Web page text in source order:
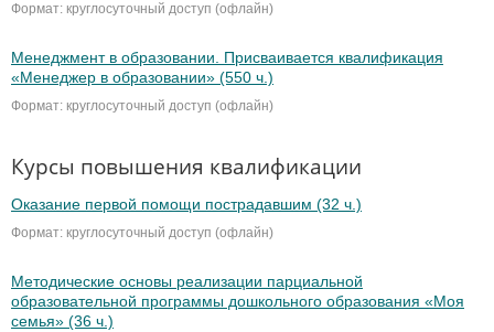
Формат: круглосуточный доступ (офлайн)
Менеджмент в образовании. Присваивается квалификация
«Менеджер в образовании» (550 ч.)
Формат: круглосуточный доступ (офлайн)
Курсы повышения квалификации
Оказание первой помощи пострадавшим (32 ч.)
Формат: круглосуточный доступ (офлайн)
Методические основы реализации парциальной
образовательной программы дошкольного образования «Моя
семья» (36 ч.)